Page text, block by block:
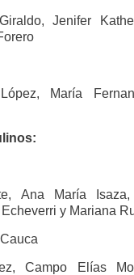
Jenifer
María
Ana María
y Mariana
Campo Elías